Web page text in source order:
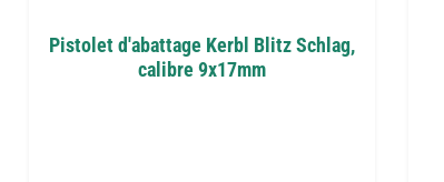
Pistolet d'abattage Kerbl Blitz Schlag,
calibre 9x17mm